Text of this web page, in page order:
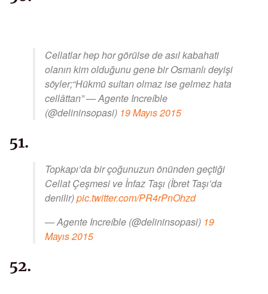
Cellatlar hep hor görülse de asıl kabahati
olanın kim olduğunu gene bir Osmanlı deyişi
söyler;“Hükmü sultan olmaz ise gelmez hata
cellâttan” — Agente Increíble
(@delininsopasi) 19 Mayıs 2015
51.
Topkapı’da bir çoğunuzun önünden geçtiği
Cellat Çeşmesi ve İnfaz Taşı (İbret Taşı’da
denilir)pic.twitter.com/PR4rPnOhzd
— Agente Increíble (@delininsopasi) 19
Mayıs 2015
52.